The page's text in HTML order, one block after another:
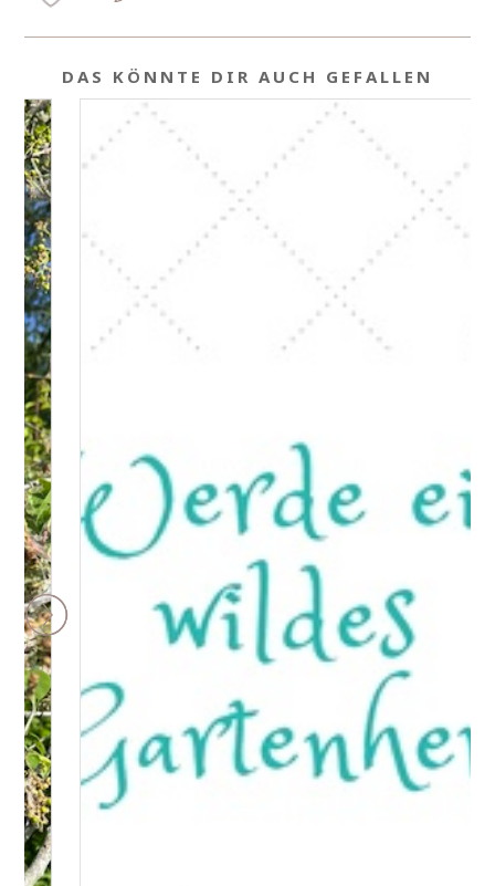
DAS KÖNNTE DIR AUCH GEFALLEN